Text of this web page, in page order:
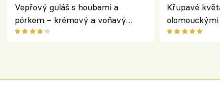
Vepřový guláš s houbami a
pórkem – krémový a voňavý
pokrm z jednoho hrnce
Křupavé
bezlepkový